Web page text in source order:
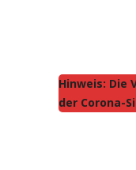
Hinweis:
der Corona-